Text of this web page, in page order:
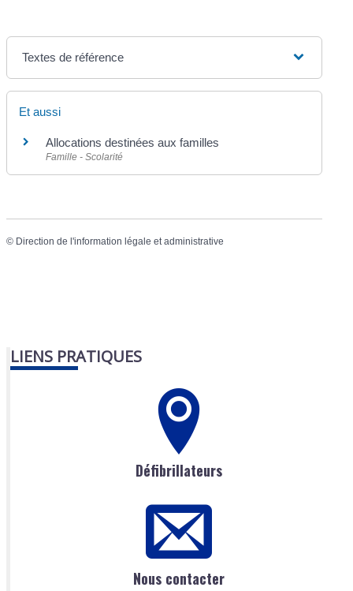
Textes de référence
Et aussi
Allocations destinées aux familles
Famille - Scolarité
© Direction de l'information légale et administrative
LIENS PRATIQUES
Défibrillateurs
Nous contacter